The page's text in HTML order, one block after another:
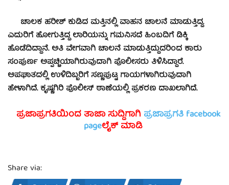
ಚಾಲಕ ಹರೀಶ್ ಕುಡಿದ ಮತ್ತಿನಲ್ಲಿ ವಾಹನ ಚಾಲನೆ ಮಾಡುತ್ತಿದ್ದ.
ಎದುರಿಗೆ ಹೋಗುತ್ತಿದ್ದ ಲಾರಿಯನ್ನು ಗಮನಿಸದೆ ಹಿಂಬದಿಗೆ ಡಿಕ್ಕಿ
ಹೊಡೆದಿದ್ದಾನೆ. ಅತಿ ವೇಗವಾಗಿ ಚಾಲನೆ ಮಾಡುತ್ತಿದ್ದುದರಿಂದ ಕಾರು
ಸಂಪುರ್ಣ ಅಪ್ಪಚ್ಚಿಯಾಗಿರುವುದಾಗಿ ಪೊಲೀಸರು ತಿಳಿಸಿದ್ದಾರೆ.
ಅಪಘಾತದಲ್ಲಿ ಉಳಿದಿಬ್ಬರಿಗೆ ಸಣ್ಣಪುಟ್ಟ ಗಾಯಗಳಾಗಿರುವುದಾಗಿ
ಹೇಳಾಗಿದೆ. ಕೃಷ್ಣಗಿರಿ ಪೊಲೀಸ್‍ ಠಾಣೆಯಲ್ಲಿ ಪ್ರಕರಣ ದಾಖಲಾಗಿದೆ.
ಪ್ರಜಾಪ್ರಗತಿಯಿಂದ ತಾಜಾ ಸುದ್ದಿಗಾಗಿ ಪ್ರಜಾಪ್ರಗತಿ facebook
pageಲೈಕ್ ಮಾಡಿ
Share via: